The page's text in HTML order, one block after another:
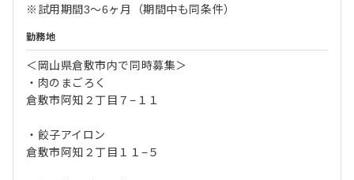
※試用期間3～6ヶ月（期間中も同条件）
勤務地
＜岡山県倉敷市内で同時募集＞
・肉のまごろく
倉敷市阿知２丁目７−１１
・餃子アイロン
倉敷市阿知２丁目１１−５